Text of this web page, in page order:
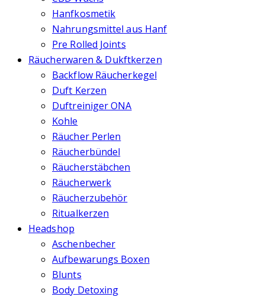
Hanfkosmetik
Nahrungsmittel aus Hanf
Pre Rolled Joints
Räucherwaren & Dukftkerzen
Backflow Räucherkegel
Duft Kerzen
Duftreiniger ONA
Kohle
Räucher Perlen
Räucherbündel
Räucherstäbchen
Räucherwerk
Räucherzubehör
Ritualkerzen
Headshop
Aschenbecher
Aufbewarungs Boxen
Blunts
Body Detoxing